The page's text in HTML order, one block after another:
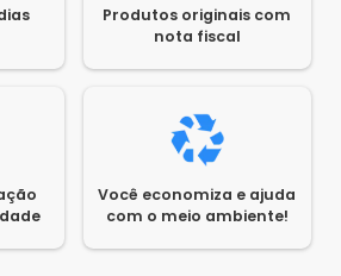
passa por um processo
são testadas e após
de 100% de funcionamento o
liberado como recertificado. Todos
funcionam perfeitamente e
de 3 meses.
Produtos originais com
nota fiscal
Você economiza e ajuda
com o meio ambiente!